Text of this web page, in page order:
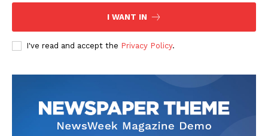
I WANT IN
I've read and accept the Privacy Policy.